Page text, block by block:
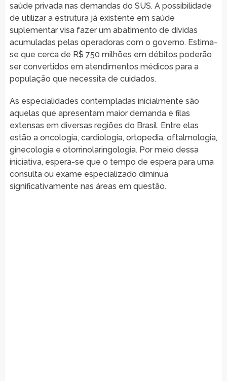
saúde privada nas demandas do SUS. A possibilidade
de utilizar a estrutura já existente em saúde
suplementar visa fazer um abatimento de dívidas
acumuladas pelas operadoras com o governo. Estima-
se que cerca de R$ 750 milhões em débitos poderão
ser convertidos em atendimentos médicos para a
população que necessita de cuidados.
As especialidades contempladas inicialmente são
aquelas que apresentam maior demanda e filas
extensas em diversas regiões do Brasil. Entre elas
estão a oncologia, cardiologia, ortopedia, oftalmologia,
ginecologia e otorrinolaringologia. Por meio dessa
iniciativa, espera-se que o tempo de espera para uma
consulta ou exame especializado diminua
significativamente nas áreas em questão.